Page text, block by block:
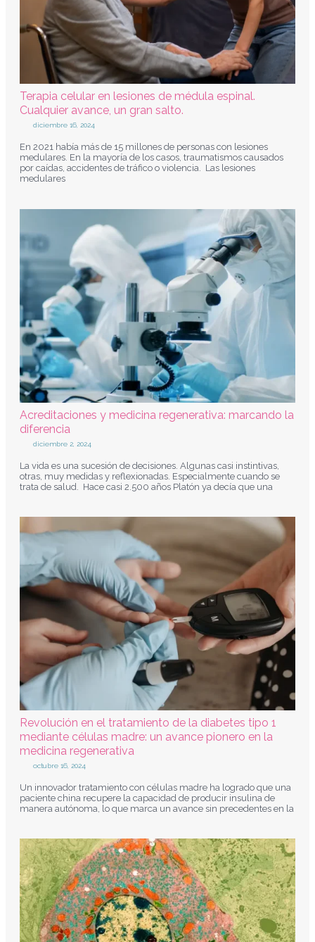
Terapia celular en lesiones de médula espinal.
Cualquier avance, un gran salto.
diciembre 16, 2024
En 2021 había más de 15 millones de personas con lesiones
medulares. En la mayoría de los casos, traumatismos causados
por caídas, accidentes de tráfico o violencia. Las lesiones
medulares
Acreditaciones y medicina regenerativa: marcando la
diferencia
diciembre 2, 2024
La vida es una sucesión de decisiones. Algunas casi instintivas,
otras, muy medidas y reflexionadas. Especialmente cuando se
trata de salud. Hace casi 2.500 años Platón ya decía que una
Revolución en el tratamiento de la diabetes tipo 1
mediante células madre: un avance pionero en la
medicina regenerativa
octubre 16, 2024
Un innovador tratamiento con células madre ha logrado que una
paciente china recupere la capacidad de producir insulina de
manera autónoma, lo que marca un avance sin precedentes en la